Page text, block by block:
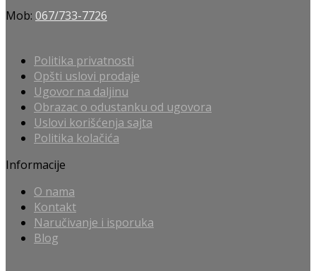
Mob: 067/733-7726
Politika privatnosti
Opšti uslovi prodaje
Ugovor na daljinu
Obrazac o odustanku od ugovora
Uslovi korišćenja sajta
Politika kolačića
Informacije
O nama
Kontakt
Naručivanje i isporuka
Blog